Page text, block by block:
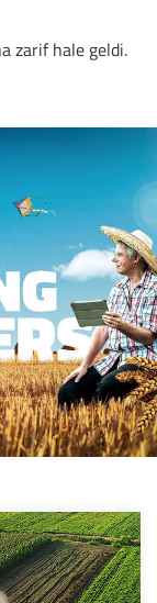
zarif hale geldi.